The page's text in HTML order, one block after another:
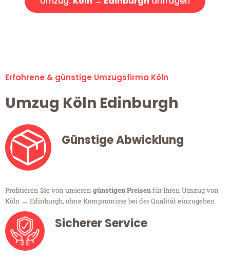
Erfahrene & günstige Umzugsfirma Köln
Umzug Köln Edinburgh
Günstige Abwicklung
Profitieren Sie von unseren günstigen Preisenfür Ihren Umzug von
Köln → Edinburgh, ohne Kompromisse bei der Qualität einzugehen.
Sicherer Service